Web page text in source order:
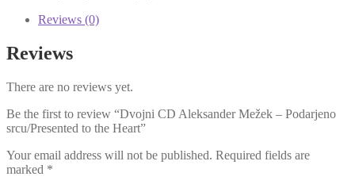
Reviews (0)
Reviews
There are no reviews yet.
Be the first to review “Dvojni CD Aleksander Mežek – Podarjeno
srcu/Presented to the Heart”
Your email address will not be published. Required fields are
marked *